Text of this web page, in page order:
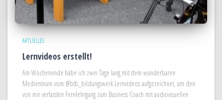
AKTUELLES
Lernvideos erstellt!
Am Wochenende habe ich zwei Tage lang mit dem wunderbaren
Medienteam vom @btb_bildungswerk Lernvideos aufgezeichnet, um den
von mir verfassten Fernlehrgang zum Business Coach mit audiovisuellen